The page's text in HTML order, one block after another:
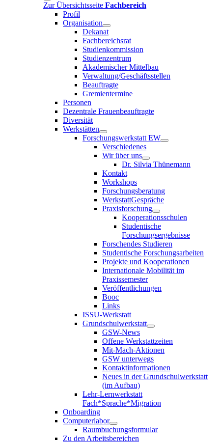
Zur Übersichtsseite Fachbereich
Profil
Organisation
Dekanat
Fachbereichsrat
Studienkommission
Studienzentrum
Akademischer Mittelbau
Verwaltung/Geschäftsstellen
Beauftragte
Gremientermine
Personen
Dezentrale Frauenbeauftragte
Diversität
Werkstätten
Forschungswerkstatt EW
Verschiedenes
Wir über uns
Dr. Silvia Thünemann
Kontakt
Workshops
Forschungsberatung
WerkstattGespräche
Praxisforschung
Kooperationsschulen
Studentische
Forschungsergebnisse
Forschendes Studieren
Studentische Forschungsarbeiten
Projekte und Kooperationen
Internationale Mobilität im
Praxissemester
Veröffentlichungen
Booc
Links
ISSU-Werkstatt
Grundschulwerkstatt
GSW-News
Offene Werkstattzeiten
Mit-Mach-Aktionen
GSW unterwegs
Kontaktinformationen
Neues in der Grundschulwerkstatt
(im Aufbau)
Lehr-Lernwerkstatt
Fach*Sprache*Migration
Onboarding
Computerlabor
Raumbuchungsformular
Zu den Arbeitsbereichen